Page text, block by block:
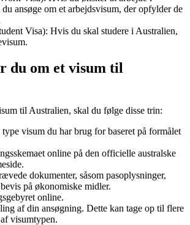
ansøge om et arbejdsvisum, der opfylder de
Visa): Hvis du skal studere i Australien,
du om et visum til
til Australien, skal du følge disse trin:
visum du har brug for baseret på formålet
online på den officielle australske
dokumenter, såsom pasoplysninger,
på økonomiske midler.
online.
af din ansøgning. Dette kan tage op til flere
visumtypen.